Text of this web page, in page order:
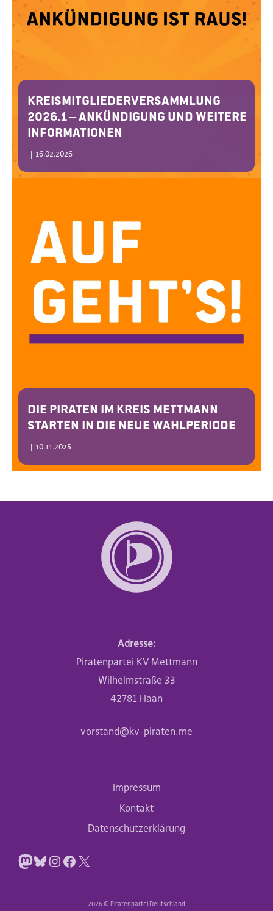
Kreismitgliederversammlung
2026.1 – Ankündigung und weitere
Informationen
| 16.02.2026
Die PIRATEN im Kreis Mettmann
starten in die neue Wahlperiode
| 10.11.2025
Adresse:
Piratenpartei KV Mettmann
Wilhelmstraße 33
42781 Haan
vorstand@kv-piraten.me
Impressum
Kontakt
Datenschutzerklärung
Mastodon
Bluesky
Instagram
Facebook
X
2026 © Piratenpartei Deutschland